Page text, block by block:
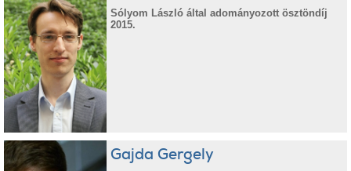
Sólyom László által adományozott ösztöndíj
2015.
Gajda Gergely